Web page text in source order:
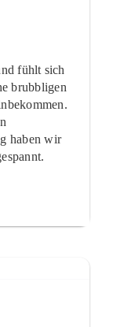
fühlt sich
brubbligen
haben wir